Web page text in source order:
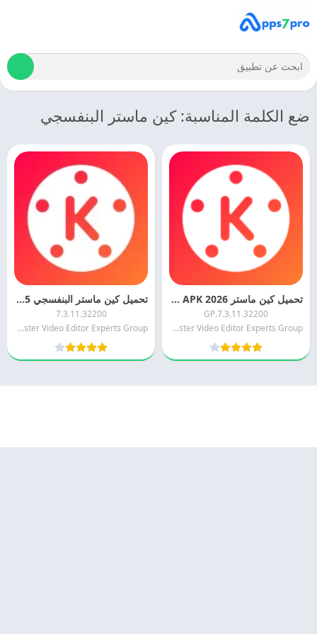
ضع الكلمة المناسبة: كين ماستر البنفسجي
تحميل كين ماستر 2026 kinemaster APK اخر اصدار مجانا
7.3.11.32200.GP
KineMaster Video Editor Experts Group
تحميل كين ماستر البنفسجي 2025 kinemaster التحديث الاخير
7.3.11.32200
KineMaster Video Editor Experts Group